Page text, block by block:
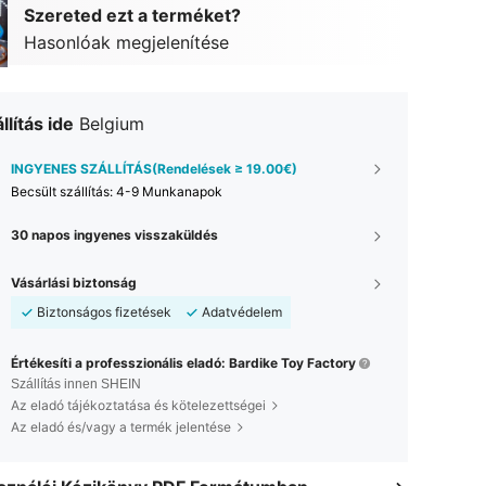
Szereted ezt a terméket?
Hasonlóak megjelenítése
ide Belgium
INGYENES SZÁLLÍTÁS(Rendelések ≥ 19.00€)
Becsült szállítás: 4-9 Munkanapok
30 napos ingyenes visszaküldés
Vásárlási biztonság
Biztonságos fizetések
Adatvédelem
Értékesíti a professzionális eladó: Bardike Toy Factory
Szállítás innen SHEIN
Az eladó tájékoztatása és kötelezettségei
Az eladó és/vagy a termék jelentése